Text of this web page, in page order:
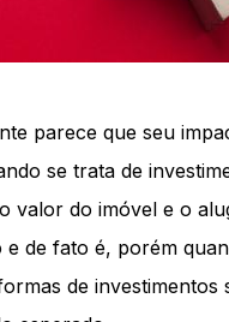
parece que seu
se trata de
valor do imóvel e o
e de fato é, porém
de investimentos